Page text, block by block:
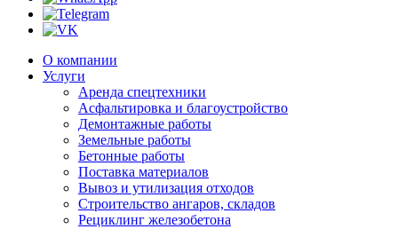
О компании
Услуги
Аренда спецтехники
Асфальтировка и благоустройство
Демонтажные работы
Земельные работы
Бетонные работы
Поставка материалов
Вывоз и утилизация отходов
Строительство ангаров, складов
Рециклинг железобетона